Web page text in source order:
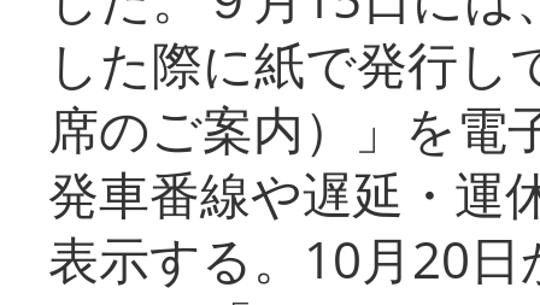
した際に紙で発行し
席のご案内）」を電
発車番線や遅延・運
表示する。10月20